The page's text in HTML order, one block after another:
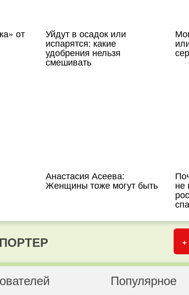
от Уйдут в осадок или
испарятся: какие
удобрения нельзя
смешивать
Анастасия Асеева:
Женщины тоже могут быть не
Популярное